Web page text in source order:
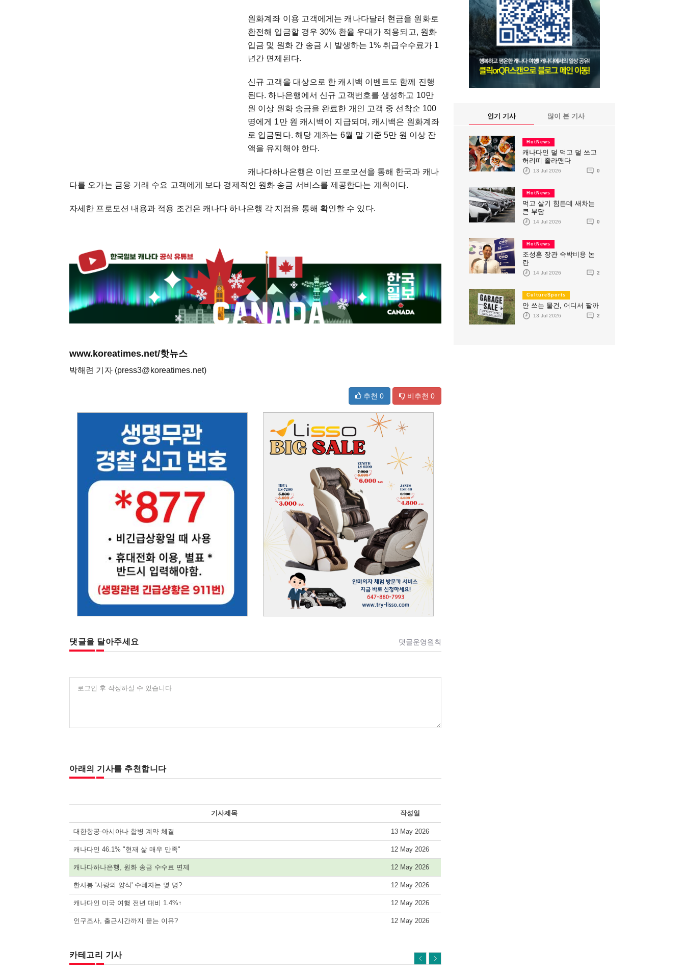
원화계좌 이용 고객에게는 캐나다달러 현금을 원화로
환전해 입금할 경우 30% 환율 우대가 적용되고, 원화
입금 및 원화 간 송금 시 발생하는 1% 취급수수료가 1
년간 면제된다.
신규 고객을 대상으로 한 캐시백 이벤트도 함께 진행
된다. 하나은행에서 신규 고객번호를 생성하고 10만
원 이상 원화 송금을 완료한 개인 고객 중 선착순 100
명에게 1만 원 캐시백이 지급되며, 캐시백은 원화계좌
로 입금된다. 해당 계좌는 6월 말 기준 5만 원 이상 잔
액을 유지해야 한다.
캐나다하나은행은 이번 프로모션을 통해 한국과 캐나
다를 오가는 금융 거래 수요 고객에게 보다 경제적인 원화 송금 서비스를 제공한다는 계획이다.
자세한 프로모션 내용과 적용 조건은 캐나다 하나은행 각 지점을 통해 확인할 수 있다.
www.koreatimes.net/핫뉴스
박해련 기자 (press3@koreatimes.net)
추천 0 비추천 0
댓글을 달아주세요 댓글운영원칙
로그인 후 작성하실 수 있습니다
아래의 기사를 추천합니다
기사제목 작성일
대한항공-아시아나 합병 계약 체결 13 May 2026
캐나다인 46.1% "현재 삶 매우 만족" 12 May 2026
캐나다하나은행, 원화 송금 수수료 면제 12 May 2026
한사봉 '사랑의 양식' 수혜자는 몇 명? 12 May 2026
캐나다인 미국 여행 전년 대비 1.4%↑ 12 May 2026
인구조사, 출근시간까지 묻는 이유? 12 May 2026
카테고리 기사
인기 기사 많이 본 기사
HotNews
캐나다인 덜 먹고 덜 쓰고
허리띠 졸라맨다
13 Jul 2026 0
HotNews
먹고 살기 힘든데 새차는
큰 부담
14 Jul 2026 0
HotNews
조성훈 장관 숙박비용 논
란
14 Jul 2026 2
CultureSports
안 쓰는 물건, 어디서 팔까
13 Jul 2026 2